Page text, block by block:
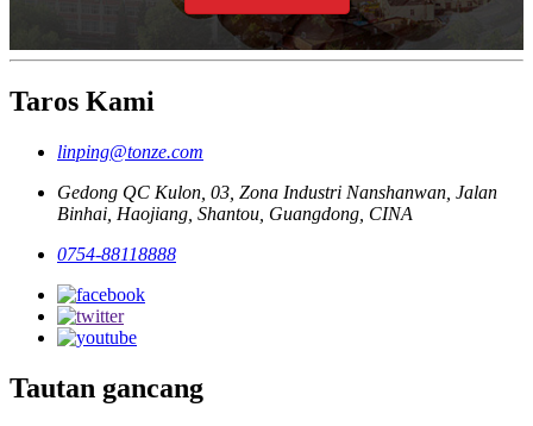
Taros Kami
linping@tonze.com
Gedong QC Kulon, 03, Zona Industri Nanshanwan, Jalan
Binhai, Haojiang, Shantou, Guangdong, CINA
0754-88118888
Tautan gancang